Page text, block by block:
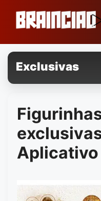
conteúdo
Exclusivas
Aplicativo